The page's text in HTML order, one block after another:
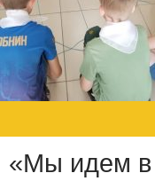
«Мы идем в